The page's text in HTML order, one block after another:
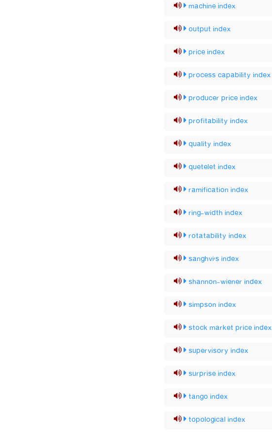
machine index
output index
price index
process capability index
producer price index
profitability index
quality index
quetelet index
ramification index
ring-width index
rotatability index
sanghvi's index
shannon-wiener index
simpson index
stock market price index
supervisory index
surprise index
tango index
topological index